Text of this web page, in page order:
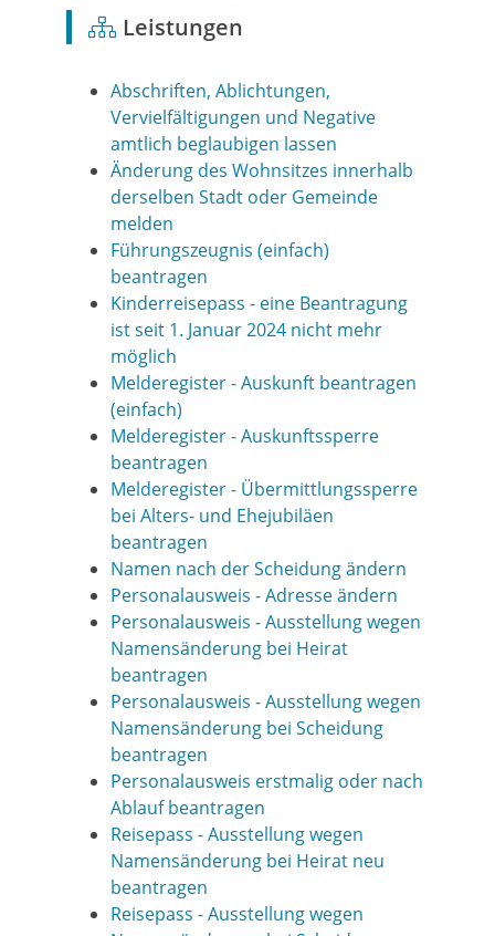
Leistungen
Abschriften, Ablichtungen,
Vervielfältigungen und Negative
amtlich beglaubigen lassen
Änderung des Wohnsitzes innerhalb
derselben Stadt oder Gemeinde
melden
Führungszeugnis (einfach)
beantragen
Kinderreisepass - eine Beantragung
ist seit 1. Januar 2024 nicht mehr
möglich
Melderegister - Auskunft beantragen
(einfach)
Melderegister - Auskunftssperre
beantragen
Melderegister - Übermittlungssperre
bei Alters- und Ehejubiläen
beantragen
Namen nach der Scheidung ändern
Personalausweis - Adresse ändern
Personalausweis - Ausstellung wegen
Namensänderung bei Heirat
beantragen
Personalausweis - Ausstellung wegen
Namensänderung bei Scheidung
beantragen
Personalausweis erstmalig oder nach
Ablauf beantragen
Reisepass - Ausstellung wegen
Namensänderung bei Heirat neu
beantragen
Reisepass - Ausstellung wegen